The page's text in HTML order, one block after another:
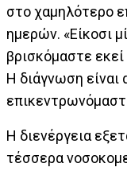
στο χαμηλότερο
ημερών. «Είκοσι
βρισκόμαστε
Η διάγνωση είναι
Η διενέργεια
τέσσερα